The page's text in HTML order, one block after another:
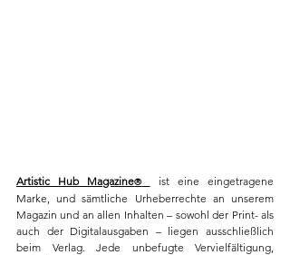
Artistic Hub Magazine®
ist eine eingetragene
Marke, und sämtliche Urheberrechte an unserem
Magazin und an allen Inhalten – sowohl der Print- als
auch der Digitalausgaben – liegen ausschließlich
beim Verlag. Jede unbefugte Vervielfältigung,